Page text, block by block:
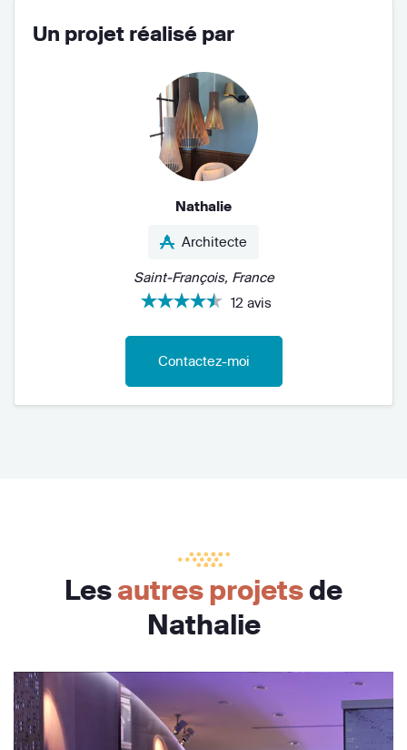
Un projet réalisé par
Nathalie
Architecte
Saint-François, France
12 avis
Contactez-moi
Lesautres projetsde
Nathalie